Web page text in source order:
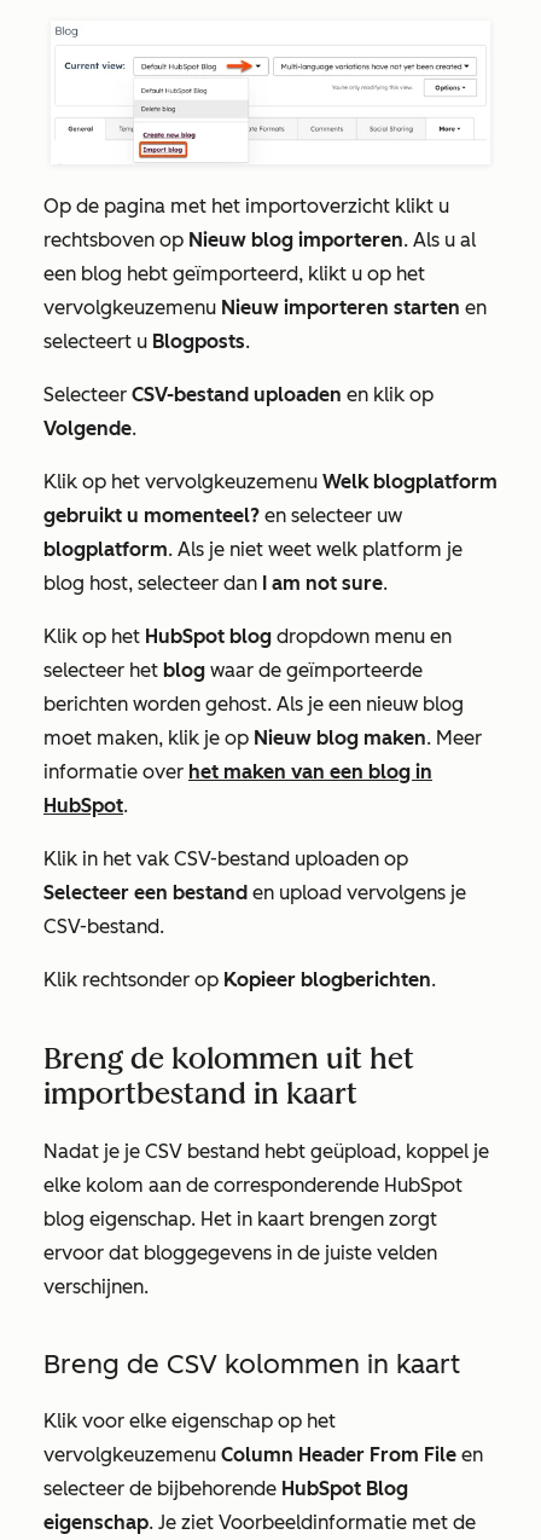
Op de pagina met het importoverzicht klikt u
rechtsboven op Nieuw blog importeren. Als u al
een blog hebt geïmporteerd, klikt u op het
vervolgkeuzemenu Nieuw importeren starten en
selecteert u Blogposts.
Selecteer CSV-bestand uploaden en klik op
Volgende.
Klik op het vervolgkeuzemenu Welk blogplatform
gebruikt u momenteel? en selecteer uw
blogplatform. Als je niet weet welk platform je
blog host, selecteer dan I am not sure.
Klik op het HubSpot blog dropdown menu en
selecteer het blog waar de geïmporteerde
berichten worden gehost. Als je een nieuw blog
moet maken, klik je op Nieuw blog maken. Meer
informatie over het maken van een blog in
HubSpot.
Klik in het vak CSV-bestand uploaden op
Selecteer een bestand en upload vervolgens je
CSV-bestand.
Klik rechtsonder op Kopieer blogberichten.
Breng de kolommen uit het
importbestand in kaart
Nadat je je CSV bestand hebt geüpload, koppel je
elke kolom aan de corresponderende HubSpot
blog eigenschap. Het in kaart brengen zorgt
ervoor dat bloggegevens in de juiste velden
verschijnen.
Breng de CSV kolommen in kaart
Klik voor elke eigenschap op het
vervolgkeuzemenu Column Header From File en
selecteer de bijbehorende HubSpot Blog
eigenschap. Je ziet Voorbeeldinformatie met de